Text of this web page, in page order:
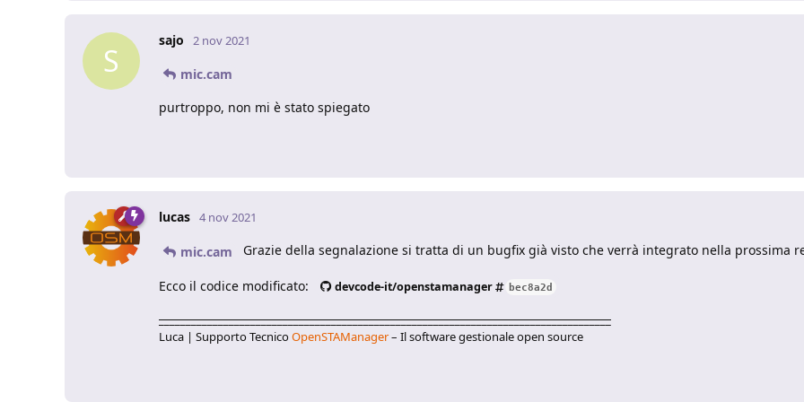
S
sajo 2 nov 2021
mic.cam
purtroppo, non mi è stato spiegato
lucas 4 nov 2021
mic.cam Grazie della segnalazione si tratta di un bugfix già visto che verrà integrato nella prossima
Ecco il codice modificato: devcode-it/openstamanager bec8a2d
____________________________________________________________________________________
Luca | Supporto TecnicoOpenSTAManager– Il software gestionale open source